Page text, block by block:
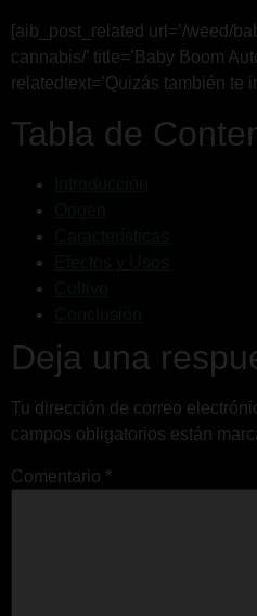
[aib_post_related url=’/weed/
cannabis/’ title=’Baby Boom
relatedtext=’Quizás también te
Tabla de
Deja una
Tu dirección de correo
campos obligatorios están
Comentario *